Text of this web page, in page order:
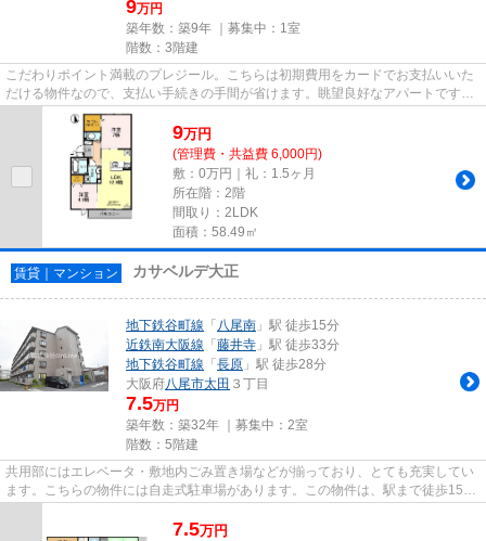
9万円
築年数：築9年 ｜募集中： 1室
階数：3階建
こだわりポイント満載のプレジール。こちらは初期費用をカードでお支払いいた
だける物件なので、支払い手続きの手間が省けます。眺望良好なアパートです。
平坦な場所にあるアパートな...
9万円
(管理費・共益費 6,000円)
敷：0万円｜礼：1.5ヶ月
所在階：2階
間取り：2LDK
面積：58.49㎡
賃貸｜マンション カサベルデ大正
地下鉄谷町線 「 八尾南 」駅 徒歩15分
近鉄南大阪線 「藤井寺 」駅 徒歩33分
地下鉄谷町線 「長原 」駅 徒歩28分
大阪府八尾市太田 ３丁目
7.5万円
築年数：築32年 ｜募集中： 2室
階数：5階建
共用部にはエレベータ・敷地内ごみ置き場などが揃っており、とても充実してい
ます。こちらの物件には自走式駐車場があります。この物件は、駅まで徒歩15分
に立地しています。眺望良好...
7.5万円